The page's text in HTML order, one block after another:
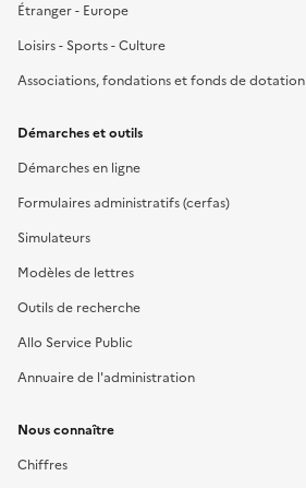
Étranger - Europe
Loisirs - Sports - Culture
Associations, fondations et fonds de dotation
Démarches et outils
Démarches en ligne
Formulaires administratifs (cerfas)
Simulateurs
Modèles de lettres
Outils de recherche
Allo Service Public
Annuaire de l'administration
Nous connaître
Chiffres